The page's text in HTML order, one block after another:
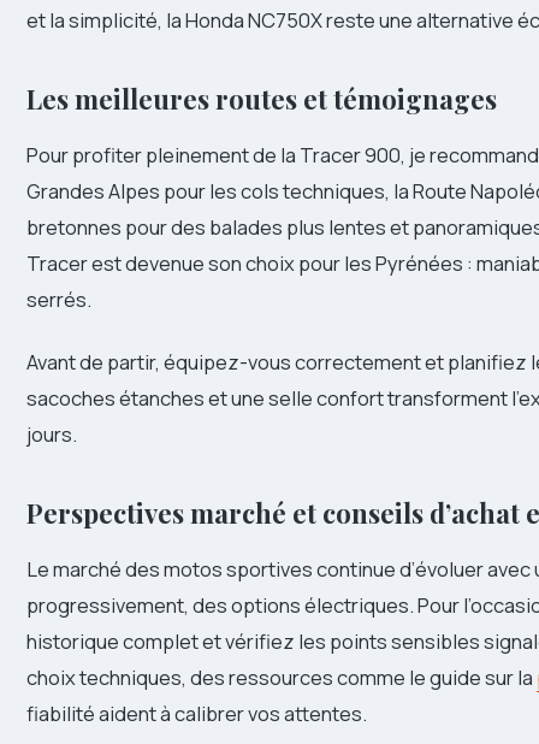
et la simplicité, la Honda NC750X reste une alternative
Les meilleures routes et témoignages
Pour profiter pleinement de la Tracer 900, je
Grandes Alpes pour les cols techniques, la Route
bretonnes pour des balades plus lentes et
Tracer est devenue son choix pour les Pyrénées :
serrés.
Avant de partir, équipez-vous correctement et planifiez
sacoches étanches et une selle confort transforment
jours.
Perspectives marché et conseils d’achat
Le marché des motos sportives continue d’évoluer
progressivement, des options électriques. Pour
historique complet et vérifiez les points sensibles
choix techniques, des ressources comme le guide sur la
fiabilité aident à calibrer vos attentes.